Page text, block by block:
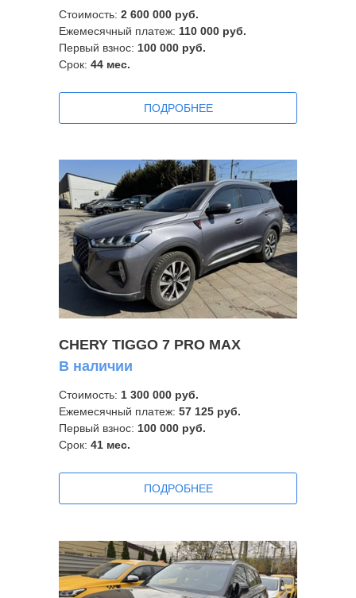
ПОДРОБНЕЕ
CHERY TIGGO 7 PRO MAX
В наличии
Стоимость: 1 300 000 руб.
Ежемесячный платеж: 57 125 руб.
Первый взнос: 100 000 руб.
Срок: 41 мес.
ПOДРОБНЕЕ
Стоимость: 2 600 000 руб.
Ежемесячный платеж: 110 000 руб.
Первый взнос: 100 000 руб.
Срок: 44 мес.